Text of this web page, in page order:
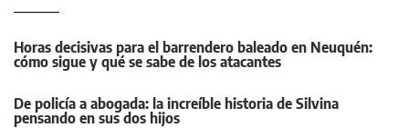
Horas decisivas para el barrendero baleado en Neuquén:
cómo sigue y qué se sabe de los atacantes
De policía a abogada: la increíble historia de Silvina
pensando en sus dos hijos